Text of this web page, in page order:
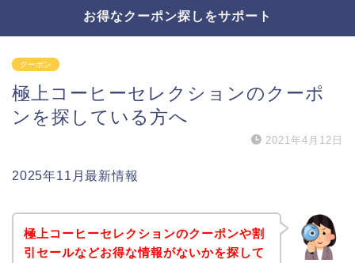
お得なクーポン探しをサポート
クーポン
極上コーヒーセレクションのクーポ
ンを探している方へ
2021年4月12日
2025年11月最新情報
極上コーヒーセレクションのクーポンや割
引セールなどお得な情報がないかを探して